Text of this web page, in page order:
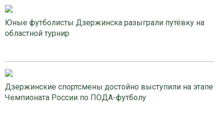
Юные футболисты Дзержинска разыграли путёвку на
областной турнир
Дзержинские спортсмены достойно выступили на этапе
Чемпионата России по ПОДА-футболу